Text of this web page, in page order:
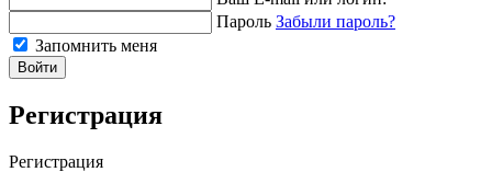
Пароль Забыли пароль?
Запомнить меня
Войти
Регистрация
Регистрация